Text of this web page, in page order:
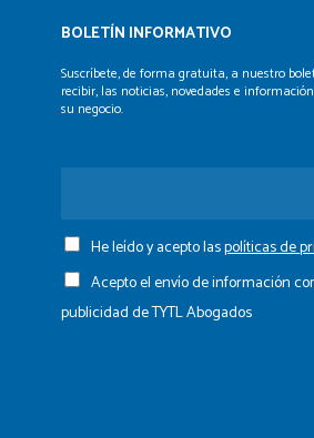
BOLETÍN INFORMATIVO
Suscríbete, de forma gratuita, a nuestro
recibir, las noticias, novedades e
su negocio.
He leído y acepto laspolíticas de
Acepto el envío de información
publicidad de TYTL Abogados